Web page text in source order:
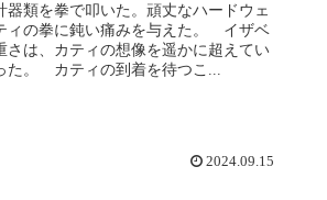
類を拳で叩いた。頑丈なハードウェ
ィの拳に鈍い痛みを与えた。 イザベ
さは、カティの想像を遥かに超えてい
た。 カティの到着を待つこ...
2024.09.15